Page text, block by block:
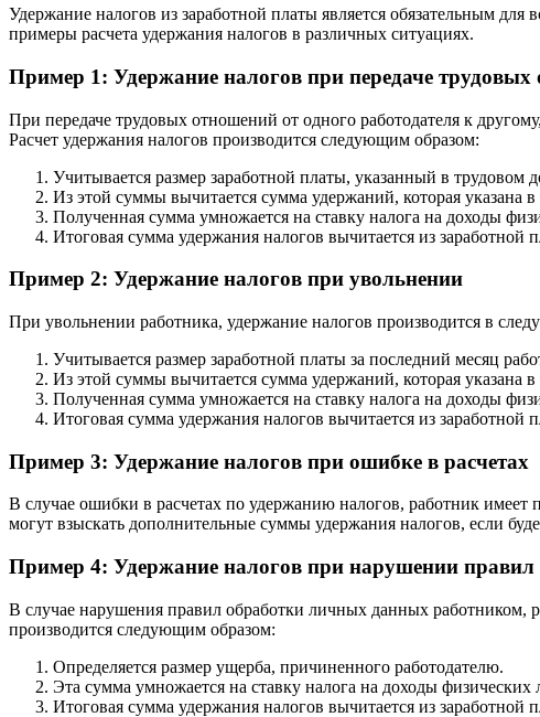
Удержание налогов из заработной платы является обязательным
примеры расчета удержания налогов в различных ситуациях.
Пример 1: Удержание налогов при передаче
При передаче трудовых отношений от одного работодателя к
Расчет удержания налогов производится следующим образом:
Учитывается размер заработной платы, указанный в трудовом
Из этой суммы вычитается сумма удержаний, которая указана
Полученная сумма умножается на ставку налога на доходы
Итоговая сумма удержания налогов вычитается из заработной
Пример 2: Удержание налогов при увольнении
При увольнении работника, удержание налогов производится в
Учитывается размер заработной платы за последний месяц
Из этой суммы вычитается сумма удержаний, которая указана
Полученная сумма умножается на ставку налога на доходы
Итоговая сумма удержания налогов вычитается из заработной
Пример 3: Удержание налогов при ошибке в расчетах
В случае ошибки в расчетах по удержанию налогов, работник имеет
могут взыскать дополнительные суммы удержания налогов, если
Пример 4: Удержание налогов при нарушении
В случае нарушения правил обработки личных данных работником,
производится следующим образом:
Определяется размер ущерба, причиненного работодателю.
Эта сумма умножается на ставку налога на доходы физических
Итоговая сумма удержания налогов вычитается из заработной